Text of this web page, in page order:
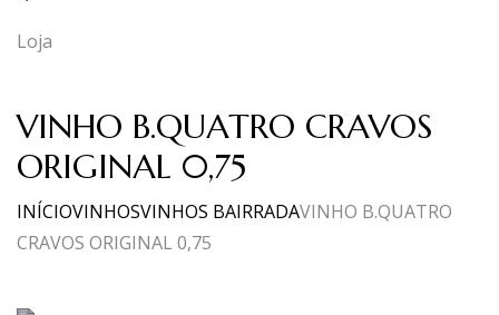
Loja
VINHO B.QUATRO CRAVOS
ORIGINAL 0,75
INÍCIOVINHOSVINHOS BAIRRADAVINHO B.QUATRO
CRAVOS ORIGINAL 0,75